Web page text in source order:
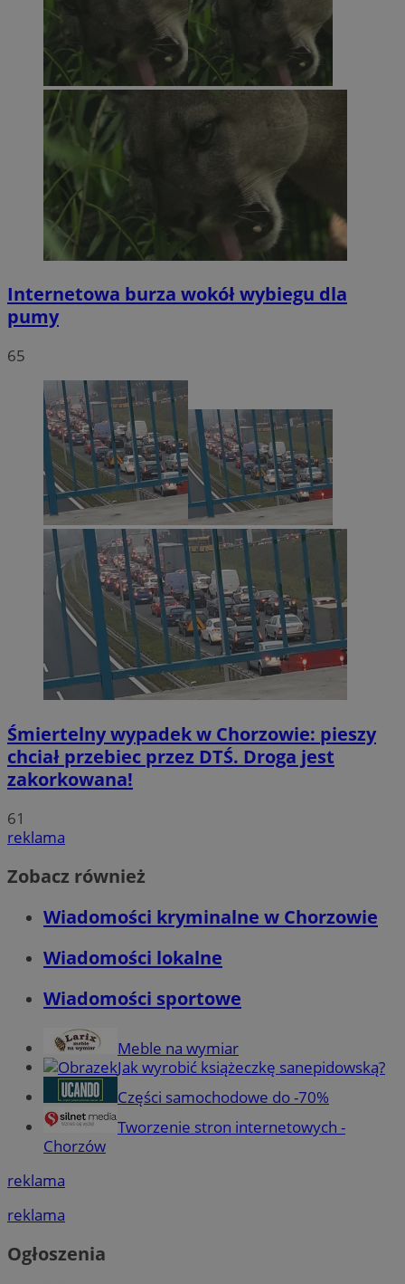
Internetowa burza wokół wybiegu dla
pumy
65
Śmiertelny wypadek w Chorzowie: pieszy
chciał przebiec przez DTŚ. Droga jest
zakorkowana!
61
reklama
Zobacz również
Wiadomości kryminalne w Chorzowie
Wiadomości lokalne
Wiadomości sportowe
Meble na wymiar
Jak wyrobić książeczkę sanepidowską?
Części samochodowe do -70%
Tworzenie stron internetowych -
Chorzów
reklama
reklama
Ogłoszenia